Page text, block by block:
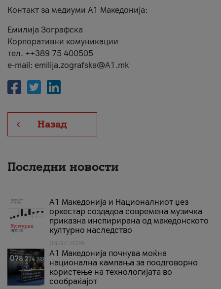
Контакт за медиуми А1 Македонија:
Емилија Зографска
Корпоративни комуникации
тел. ++389 75 400505
e-mail: emilija.zografska@A1.mk
Назад
Последни новости
А1 Македонија и Националниот џез
оркестар создадоа современа музичка
приказна инспирирана од македонското
културно наследство
03.07.2026
A1 Македонија почнува моќна
национална кампања за поодговорно
користење на технологијата во
сообраќајот